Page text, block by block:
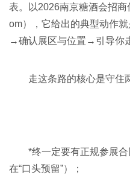
表。以2026南京糖酒会招商
om），它给出的典型动作
→确认展区与位置→引导你
走这条路的核心是守住
*终一定要有正规参展
在“口头预留”）；